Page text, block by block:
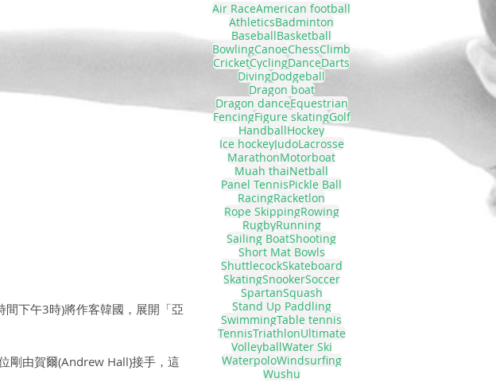
下午3時)將作客韓國，展開「亞
剛由賀爾(Andrew Hall)接手，這
Air RaceAmerican football
AthleticsBadminton
BaseballBasketball
BowlingCanoeChessClimb
CricketCyclingDanceDarts
DivingDodgeball
Dragon boat
Dragon danceEquestrian
FencingFigure skatingGolf
HandballHockey
Ice hockeyJudoLacrosse
MarathonMotorboat
Muah thaiNetball
Panel TennisPickle Ball
RacingRacketlon
Rope SkippingRowing
RugbyRunning
Sailing BoatShooting
Short Mat Bowls
ShuttlecockSkateboard
SkatingSnookerSoccer
SpartanSquash
Stand Up Paddling
SwimmingTable tennis
TennisTriathlonUltimate
VolleyballWater Ski
WaterpoloWindsurfing
Wushu